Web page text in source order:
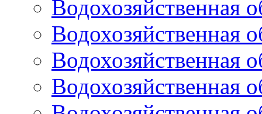
Водохозяйственная
Водохозяйственная
Водохозяйственная
Водохозяйственная